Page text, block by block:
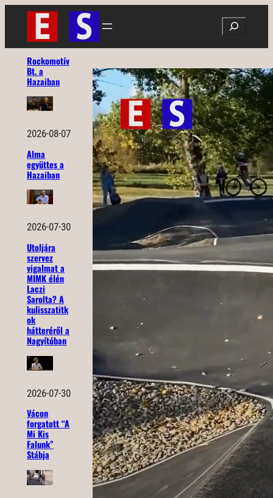
Ugrás
tartalomhoz
Search
Rockomotív
Bt. a
Hazaiban
2026-08-07
Alma
együttes a
Hazaiban
2026-07-30
Utoljára
szervez
vigalmat a
MIMK élén
Laczi
Sarolta? A
kulisszatitk
ok
hátteréről a
Nagyítóban
2026-07-30
Vácon
forgatott “A
Mi Kis
Falunk”
Stábja